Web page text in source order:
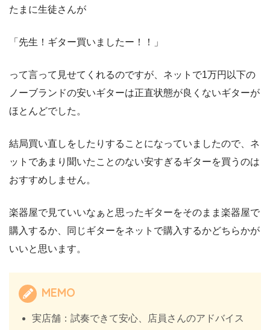
たまに生徒さんが
「先生！ギター買いましたー！！」
って言って見せてくれるのですが、ネットで1万円以下の
ノーブランドの安いギターは正直状態が良くないギターが
ほとんどでした。
結局買い直しをしたりすることになっていましたので、ネ
ットであまり聞いたことのない安すぎるギターを買うのは
おすすめしません。
楽器屋で見ていいなぁと思ったギターをそのまま楽器屋で
購入するか、同じギターをネットで購入するかどちらかが
いいと思います。
MEMO
実店舗：試奏できて安心、店員さんのアドバイス